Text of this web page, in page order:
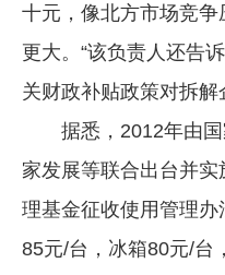
十元，像北方市场竞
更大。“该负责人还告
关财政补贴政策对拆解
据悉，2012年由国
家发展等联合出台并
理基金征收使用管理
85元/台，冰箱80元/台